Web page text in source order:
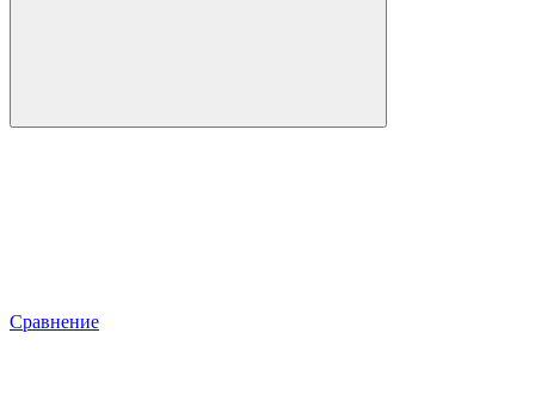
Сравнение